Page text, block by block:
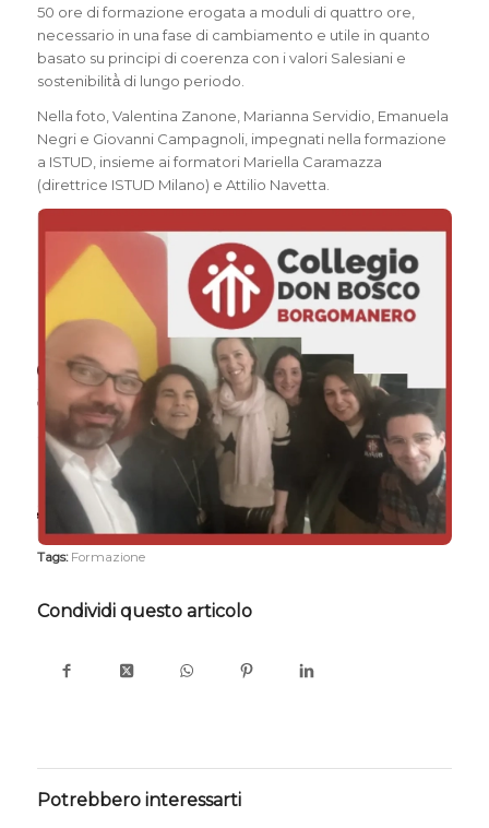
50 ore di formazione erogata a moduli di quattro ore,
necessario in una fase di cambiamento e utile in quanto
basato su principi di coerenza con i valori Salesiani e
sostenibilità̀ di lungo periodo.
Nella foto, Valentina Zanone, Marianna Servidio, Emanuela
Negri e Giovanni Campagnoli, impegnati nella formazione
a ISTUD, insieme ai formatori Mariella Caramazza
(direttrice ISTUD Milano) e Attilio Navetta.
Tags: Formazione
Condividi questo articolo
Potrebbero interessarti